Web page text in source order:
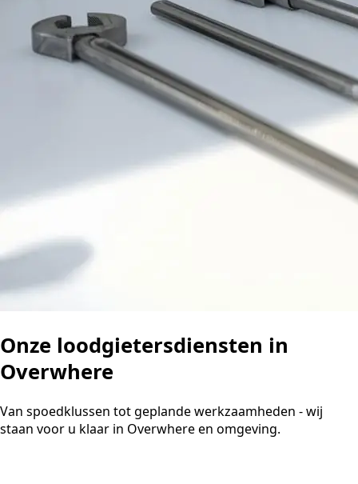
Onze loodgietersdiensten in
Overwhere
Van spoedklussen tot geplande werkzaamheden - wij
staan voor u klaar in Overwhere en omgeving.